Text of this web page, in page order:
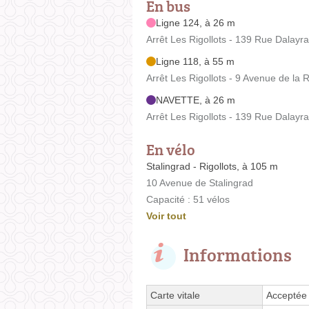
En bus
Ligne 124, à 26 m
Arrêt Les Rigollots - 139 Rue
Ligne 118, à 55 m
Arrêt Les Rigollots - 9 Avenue de la
NAVETTE, à 26 m
Arrêt Les Rigollots - 139 Rue
En vélo
Stalingrad - Rigollots, à 105 m
10 Avenue de Stalingrad
Capacité : 51 vélos
Voir tout
Informations
Carte vitale Acceptée